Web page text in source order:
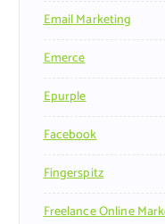
Email Marketing
Emerce
Epurple
Facebook
Fingerspitz
Freelance Online